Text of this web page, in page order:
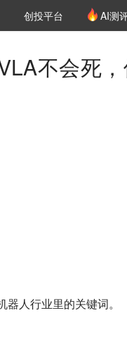
创投平台 AI测
不会死，
人行业里的关键词。